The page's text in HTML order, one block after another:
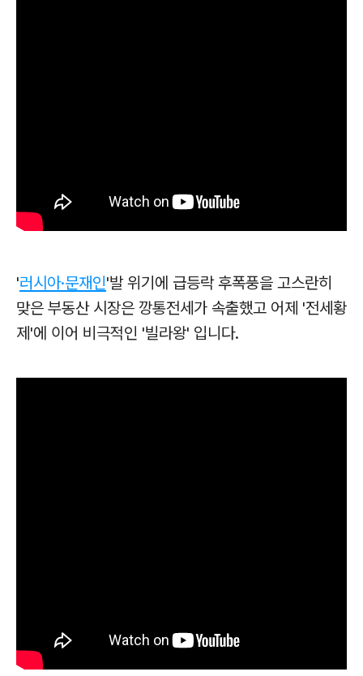
'러시아·문재인'발 위기에 급등락 후폭풍을 고스란히
맞은 부동산 시장은 깡통전세가 속출했고 어제 '전세황
제'에 이어 비극적인 '빌라왕' 입니다.